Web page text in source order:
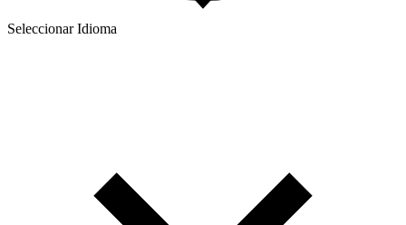
Seleccionar Idioma